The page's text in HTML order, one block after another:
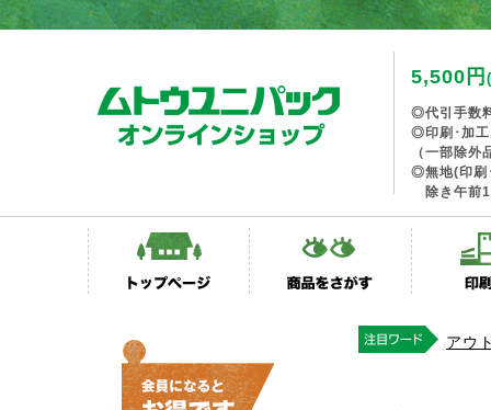
5,500円
◎代引手数
◎印刷･加工
（一部除外
◎無地(印刷
除き午前
アウ